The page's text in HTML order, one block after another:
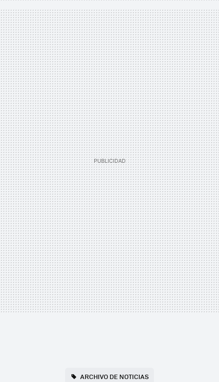
ARCHIVO DE NOTICIAS